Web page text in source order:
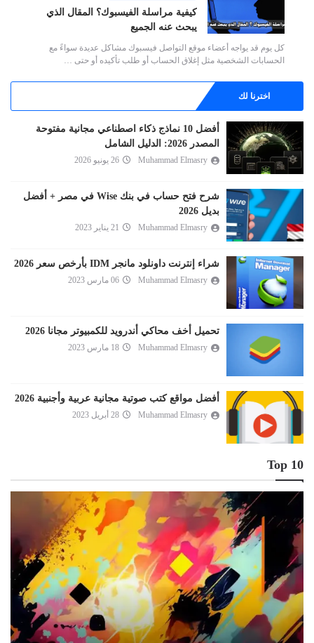
كيفية مراسلة الفيسبوك؟ المقال الذي
يبحث عنه الجميع
كل يوم قد يواجه أعضاء موقع التواصل فيسبوك مشاكل عديدة سواءً مع
الحسابات الشخصية مثل إغلاق الحساب أو طلب تأكيده أو حتى …
اخترنا لك
أفضل 10 نماذج ذكاء اصطناعي مجانية مفتوحة
المصدر 2026: الدليل الشامل
Muhammad Elmasry 26 يونيو 2026
شرح فتح حساب في بنك Wise في مصر + أفضل
بديل 2026
Muhammad Elmasry 21 يناير 2023
شراء إنترنت داونلود مانجر IDM بأرخص سعر 2026
Muhammad Elmasry 06 مارس 2023
تحميل أخف محاكي أندرويد للكمبيوتر مجانا 2026
Muhammad Elmasry 18 مارس 2023
أفضل مواقع كتب صوتية مجانية عربية وأجنبية 2026
Muhammad Elmasry 28 أبريل 2023
Top 10